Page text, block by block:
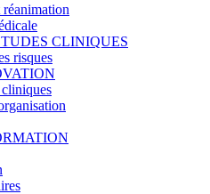
réanimation
CLINIQUES
risques
cliniques